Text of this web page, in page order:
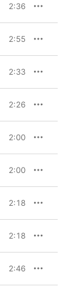
2:36
2:55
2:33
2:26
2:00
2:00
2:18
2:18
2:46